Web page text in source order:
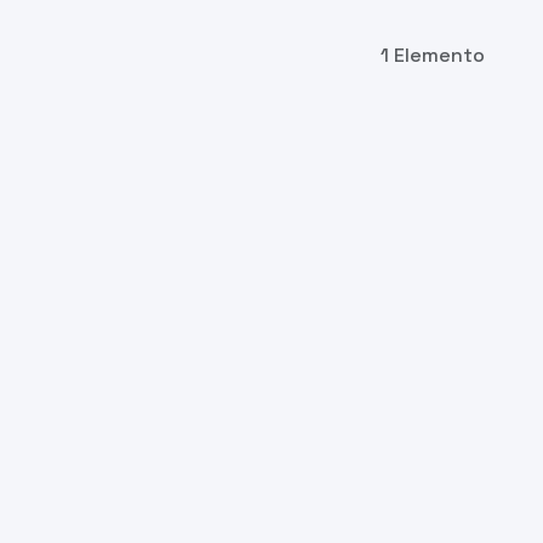
1 Elemento